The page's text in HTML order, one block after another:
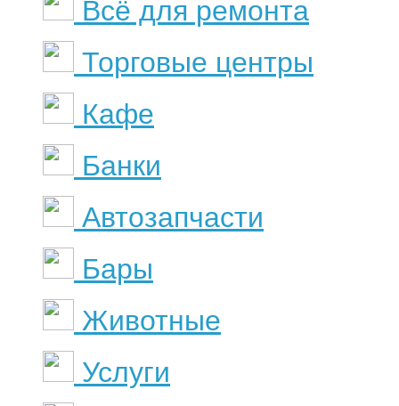
Всё для ремонта
Торговые центры
Кафе
Банки
Автозапчасти
Бары
Животные
Услуги